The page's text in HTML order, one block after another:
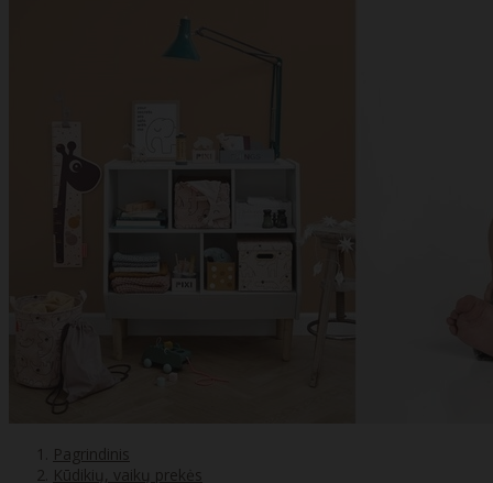
Pagrindinis
Kūdikių, vaikų prekės